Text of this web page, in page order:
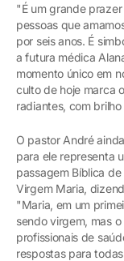
"É um grande
pessoas que
por seis anos. É
a futura médica
momento único em
culto de hoje marca
radiantes, com
O pastor André
para ele representa
passagem Bíblica
Virgem Maria,
"Maria, em um
sendo virgem, mas
profissionais de
respostas para